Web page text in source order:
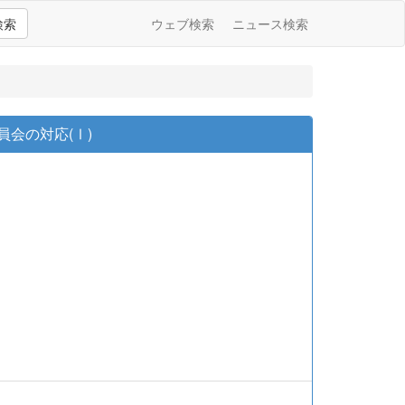
索 ウェブ検索 ニュース検索
会の対応(Ⅰ)